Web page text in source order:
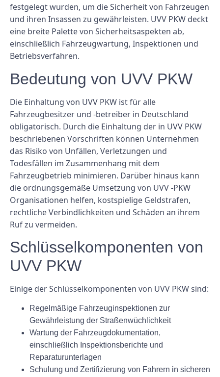
festgelegt wurden, um die Sicherheit von Fahrzeugen
und ihren Insassen zu gewährleisten. UVV PKW deckt
eine breite Palette von Sicherheitsaspekten ab,
einschließlich Fahrzeugwartung, Inspektionen und
Betriebsverfahren.
Bedeutung von UVV PKW
Die Einhaltung von UVV PKW ist für alle
Fahrzeugbesitzer und -betreiber in Deutschland
obligatorisch. Durch die Einhaltung der in UVV PKW
beschriebenen Vorschriften können Unternehmen
das Risiko von Unfällen, Verletzungen und
Todesfällen im Zusammenhang mit dem
Fahrzeugbetrieb minimieren. Darüber hinaus kann
die ordnungsgemäße Umsetzung von UVV -PKW
Organisationen helfen, kostspielige Geldstrafen,
rechtliche Verbindlichkeiten und Schäden an ihrem
Ruf zu vermeiden.
Schlüsselkomponenten von
UVV PKW
Einige der Schlüsselkomponenten von UVV PKW sind:
Regelmäßige Fahrzeuginspektionen zur
Gewährleistung der Straßenwüchlichkeit
Wartung der Fahrzeugdokumentation,
einschließlich Inspektionsberichte und
Reparaturunterlagen
Schulung und Zertifizierung von Fahrern in sicheren